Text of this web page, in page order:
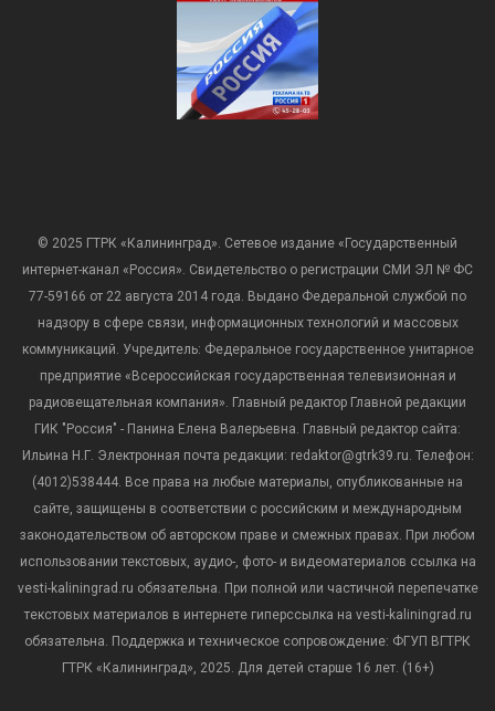
© 2025 ГТРК «Калининград». Сетевое издание «Государственный
интернет-канал «Россия». Свидетельство о регистрации СМИ ЭЛ № ФС
77-59166 от 22 августа 2014 года. Выдано Федеральной службой по
надзору в сфере связи, информационных технологий и массовых
коммуникаций. Учредитель: Федеральное государственное унитарное
предприятие «Всероссийская государственная телевизионная и
радиовещательная компания». Главный редактор Главной редакции
ГИК "Россия" - Панина Елена Валерьевна. Главный редактор сайта:
Ильина Н.Г. Электронная почта редакции: redaktor@gtrk39.ru. Телефон:
(4012)538444. Все права на любые материалы, опубликованные на
сайте, защищены в соответствии с российским и международным
законодательством об авторском праве и смежных правах. При любом
использовании текстовых, аудио-, фото- и видеоматериалов ссылка на
vesti-kaliningrad.ru обязательна. При полной или частичной перепечатке
текстовых материалов в интернете гиперссылка на vesti-kaliningrad.ru
обязательна. Поддержка и техническое сопровождение: ФГУП ВГТРК
ГТРК «Калининград», 2025. Для детей старше 16 лет. (16+)